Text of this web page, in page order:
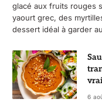
glacé aux fruits rouges
yaourt grec, des
dessert idéal à garder
6